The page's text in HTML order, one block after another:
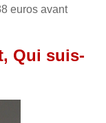
euros avant
Qui suis-